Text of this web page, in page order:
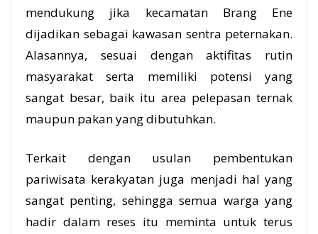
mendukung jika kecamatan Brang Ene
dijadikan sebagai kawasan sentra peternakan.
Alasannya, sesuai dengan aktifitas rutin
masyarakat serta memiliki potensi yang
sangat besar, baik itu area pelepasan ternak
maupun pakan yang dibutuhkan.
Terkait dengan usulan pembentukan
pariwisata kerakyatan juga menjadi hal yang
sangat penting, sehingga semua warga yang
hadir dalam reses itu meminta untuk terus